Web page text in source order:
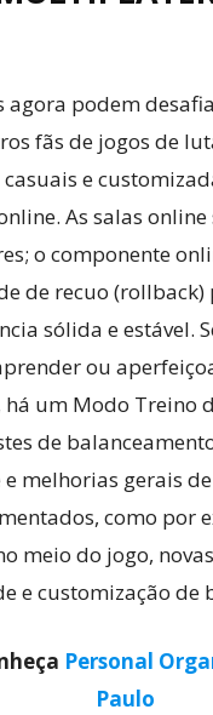
agora podem
fãs de jogos de
e
As salas
o componente
de recuo (rollback)
sólida e estável.
ou
há um Modo Treino
de
melhorias gerais
como por
meio do jogo,
e customização de
Personal
Paulo